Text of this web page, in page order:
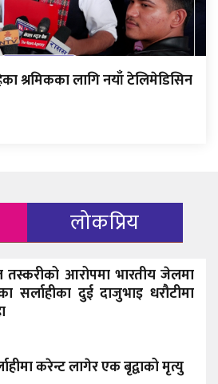
श्रमिकका लागि नयाँ टेलिमेडिसिन
लोकप्रिय
आरोपमा भारतीय जेलमा
सर्लाहीका दुई दाजुभाइ धरौटीमा
करेन्ट लागेर एक बृद्वाको मृत्यु